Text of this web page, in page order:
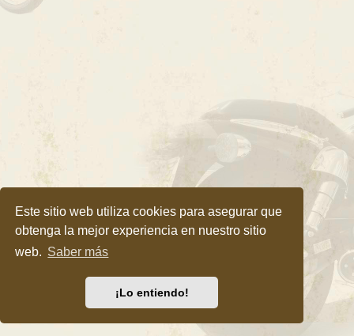
Este sitio web utiliza cookies para asegurar que
obtenga la mejor experiencia en nuestro sitio
web. Saber más
¡Lo entiendo!